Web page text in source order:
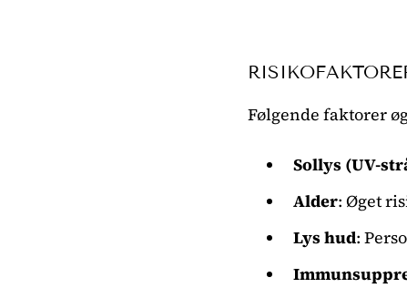
Følgende faktorer
Sollys (UV-
Alder: Øget
Lys hud: